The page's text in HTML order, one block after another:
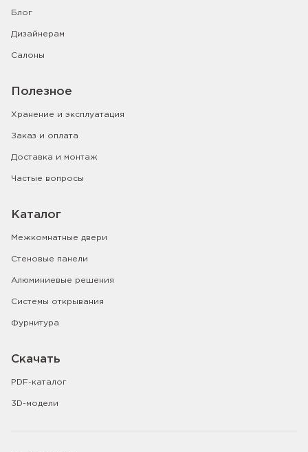
Блог
Дизайнерам
Салоны
Полезное
Хранение и эксплуатация
Заказ и оплата
Доставка и монтаж
Частые вопросы
Каталог
Межкомнатные двери
Стеновые панели
Алюминиевые решения
Системы открывания
Фурнитура
Скачать
PDF-каталог
3D-модели